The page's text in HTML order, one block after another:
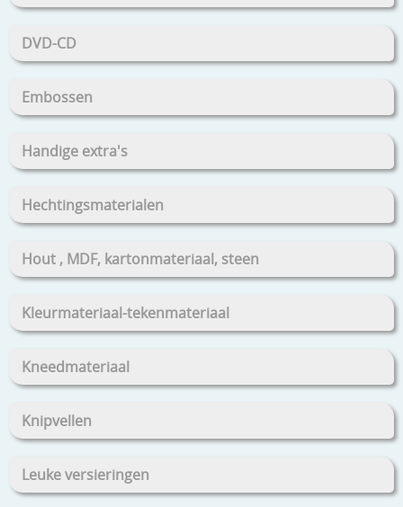
DVD-CD
Embossen
Handige extra's
Hechtingsmaterialen
Hout , MDF, kartonmateriaal, steen
Kleurmateriaal-tekenmateriaal
Kneedmateriaal
Knipvellen
Leuke versieringen